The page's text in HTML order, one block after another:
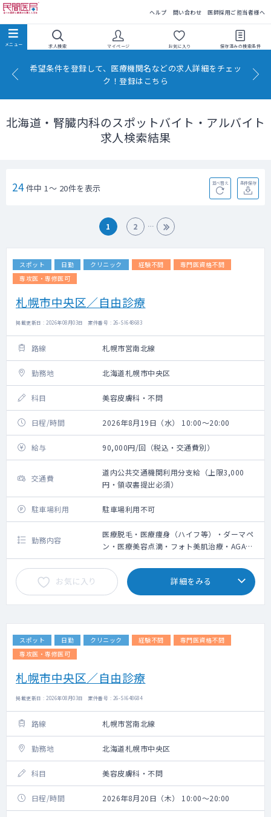
ヘルプ 問い合わせ 医師採用ご担当者様へ
求人検索 マイページ お気に入り 保存済みの検索条件
希望条件を登録して、医療機関名などの求人詳細をチェッ
ク！登録はこちら
北海道・腎臓内科のスポットバイト・アルバイト
求人検索結果
24件中 1～ 20件を表示 並べ替え 条件保存
1 2
スポット 日勤 クリニック 経験不問
専門医資格不問
専攻医・専修医可
札幌市中央区／自由診療
掲載更新日 : 2026年08月03日 案件番号 : 26-SI648683
路線 札幌市営南北線
勤務地 北海道札幌市中央区
科目 美容皮膚科・不問
日程/時間 2026年8月19日（水） 10:00～20:00
給与 90,000円/回（税込・交通費別）
交通費
道内公共交通機関利用分支給（上限3,000
円・領収書提出必須）
駐車場利用 駐車場利用不可
勤務内容
医療脱毛・医療痩身（ハイフ等）・ダーマペ
ン・医療美容点滴・フォト美肌治療・AGA治
療の問診業務、施術によるやけど等の診察
お気に入り 詳細をみる
スポット 日勤 クリニック 経験不問
専門医資格不問
専攻医・専修医可
札幌市中央区／自由診療
掲載更新日 : 2026年08月03日 案件番号 : 26-SI648684
路線 札幌市営南北線
勤務地 北海道札幌市中央区
科目 美容皮膚科・不問
日程/時間 2026年8月20日（木） 10:00～20:00